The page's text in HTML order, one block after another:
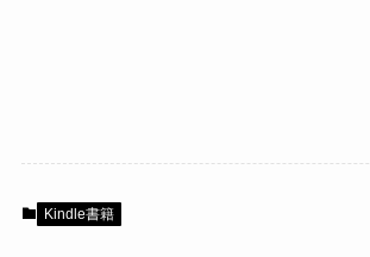
Kindle書籍